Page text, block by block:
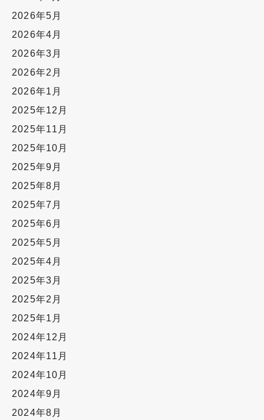
2026年5月
2026年4月
2026年3月
2026年2月
2026年1月
2025年12月
2025年11月
2025年10月
2025年9月
2025年8月
2025年7月
2025年6月
2025年5月
2025年4月
2025年3月
2025年2月
2025年1月
2024年12月
2024年11月
2024年10月
2024年9月
2024年8月